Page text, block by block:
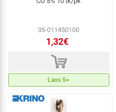
35-011450100
1,32€
d
Laos 5+